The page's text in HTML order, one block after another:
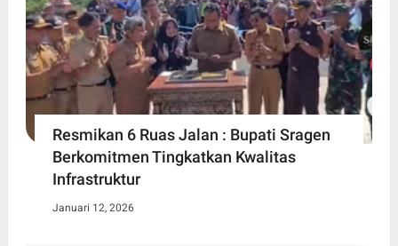
Resmikan 6 Ruas Jalan : Bupati Sragen
Berkomitmen Tingkatkan Kwalitas
Infrastruktur
Januari 12, 2026